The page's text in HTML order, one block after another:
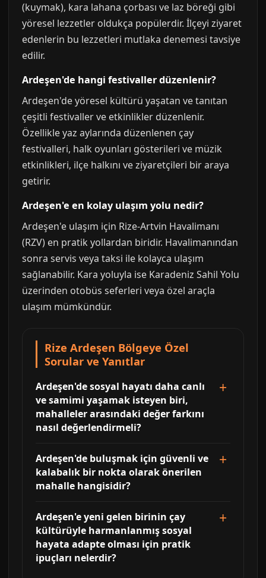
(kuymak), kara lahana çorbası ve laz böreği gibi
yöresel lezzetler oldukça popülerdir. İlçeyi ziyaret
edenlerin bu lezzetleri mutlaka denemesi tavsiye
edilir.
Ardeşen'de hangi festivaller düzenlenir?
Ardeşen'de yöresel kültürü yaşatan ve tanıtan
çeşitli festivaller ve etkinlikler düzenlenir.
Özellikle yaz aylarında düzenlenen çay
festivalleri, halk oyunları gösterileri ve müzik
etkinlikleri, ilçe halkını ve ziyaretçileri bir araya
getirir.
Ardeşen'e en kolay ulaşım yolu nedir?
Ardeşen'e ulaşım için Rize-Artvin Havalimanı
(RZV) en pratik yollardan biridir. Havalimanından
sonra servis veya taksi ile kolayca ulaşım
sağlanabilir. Kara yoluyla ise Karadeniz Sahil Yolu
üzerinden otobüs seferleri veya özel araçla
ulaşım mümkündür.
Rize Ardeşen Bölgeye Özel
Sorular ve Yanıtlar
Ardeşen'de sosyal hayatı daha canlı
ve samimi yaşamak isteyen biri,
mahalleler arasındaki değer farkını
nasıl değerlendirmeli?
Ardeşen'de buluşmak için güvenli ve
kalabalık bir nokta olarak önerilen
mahalle hangisidir?
Ardeşen'e yeni gelen birinin çay
kültürüyle harmanlanmış sosyal
hayata adapte olması için pratik
ipuçları nelerdir?